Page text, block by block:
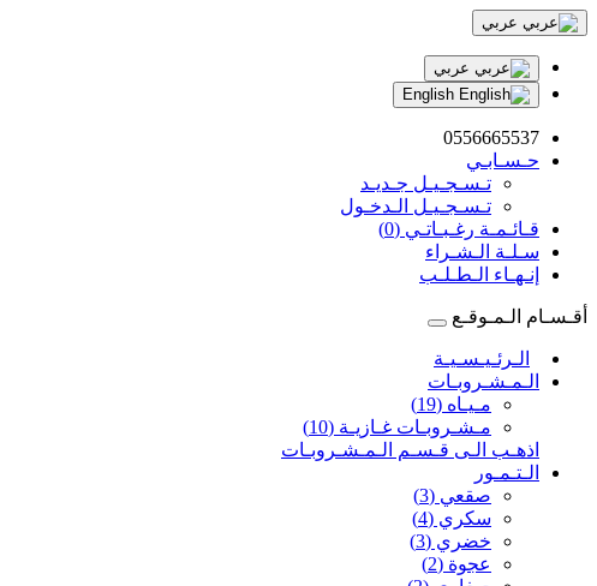
عربي
عربي
0556665537
حـسـابـي
تـسـجـيـل جـديـد
تـسـجـيـل الـدخـول
قـائـمـة رغـبـاتـي (0)
سـلـة الـشـراء
إنـهـاء الـطـلـب
أقـسـام الـمـوقـع
الـرئـيـسـيـة
الـمـشـروبـات
مـيـاه (19)
مـشـروبـات غـازيـة (10)
اذهـب الـى قـسـم الـمـشـروبـات
الـتـمـور
صقعي (3)
سكري (4)
خضري (3)
عجوة (2)